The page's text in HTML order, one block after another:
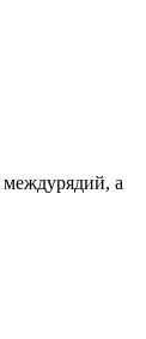
междурядий, а